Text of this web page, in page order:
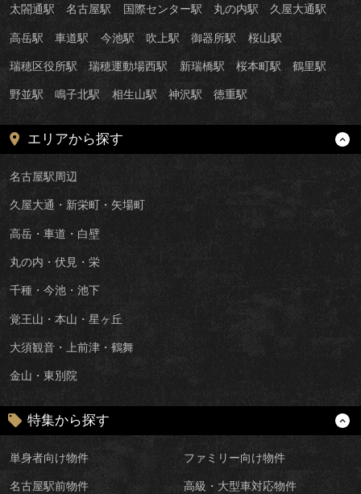
太閤通駅 名古屋駅 国際センター駅 丸の内駅 久屋大通駅
高岳駅 車道駅 今池駅 吹上駅 御器所駅 桜山駅
瑞穂区役所駅 瑞穂運動場西駅 新瑞橋駅 桜本町駅 鶴里駅
野並駅 鳴子北駅 相生山駅 神沢駅 徳重駅
エリアから探す
名古屋駅周辺
久屋大通・新栄町・矢場町
高岳・車道・白壁
丸の内・伏見・栄
千種・今池・池下
覚王山・本山・星ヶ丘
大須観音・上前津・鶴舞
金山・東別院
特集から探す
単身者向け物件 ファミリー向け物件
名古屋駅前物件 高級・大型車対応物件